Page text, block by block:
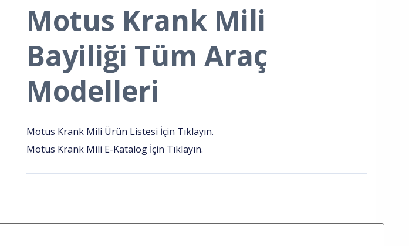
Motus Krank Mili
Bayiliği Tüm Araç
Modelleri
Motus Krank Mili Ürün Listesi İçin Tıklayın.
Motus Krank Mili E-Katalog İçin Tıklayın.